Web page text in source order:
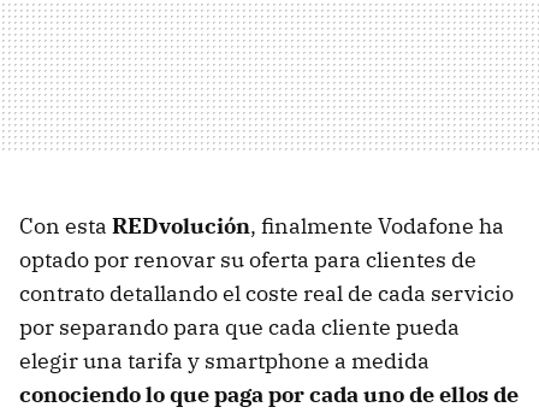
Con esta REDvolución, finalmente Vodafone ha
optado por renovar su oferta para clientes de
contrato detallando el coste real de cada servicio
por separando para que cada cliente pueda
elegir una tarifa y smartphone a medida
conociendo lo que paga por cada uno de ellos de